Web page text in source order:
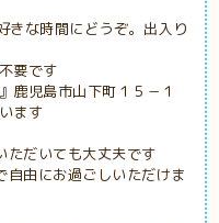
きな時間にどうぞ。出入り
要です
鹿児島市山下町１５－１
ます
ただいても大丈夫です
自由にお過ごしいただけま